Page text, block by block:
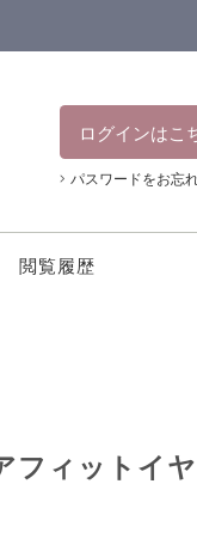
ログインはこ
パスワードをお忘
閲覧履歴
ィットイ